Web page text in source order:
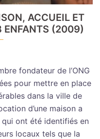
ACCUEIL ET
ENFANTS (2009)
fondateur de l’ONG
pour mettre en place
dans la ville de
d’une maison a
qui ont été identifiés en
locaux tels que la